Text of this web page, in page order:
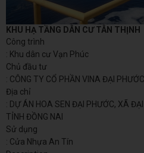
KHU HẠ TẦNG DÂN CƯ TÂN THỊNH
Công trình
: Khu dân cư Vạn Phúc
Chủ đầu tư
: CÔNG TY CỔ PHẦN VINA ĐẠI PHƯỚC
Địa chỉ
: DỰ ÁN HOA SEN ĐẠI PHƯỚC, XÃ
TỈNH ĐỒNG NAI
Sử dụng
: Cửa Nhựa An Tín